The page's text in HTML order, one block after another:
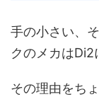
手の小さい、
クのメカはDi2
その理由をち